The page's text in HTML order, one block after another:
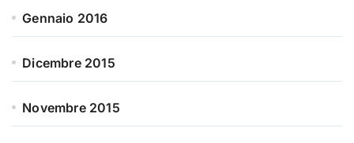
Gennaio 2016
Dicembre 2015
Novembre 2015